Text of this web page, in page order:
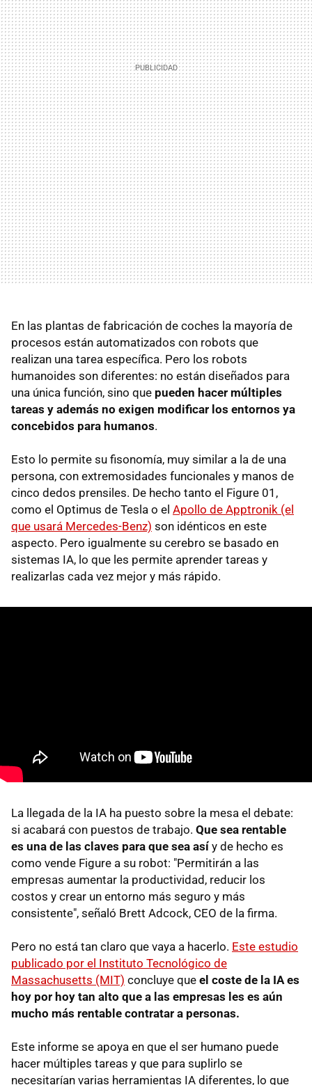
En las plantas de fabricación de coches la mayoría de
procesos están automatizados con robots que
realizan una tarea específica. Pero los robots
humanoides son diferentes: no están diseñados para
una única función, sino que pueden hacer múltiples
tareas y además no exigen modificar los entornos ya
concebidos para humanos.
Esto lo permite su fisonomía, muy similar a la de una
persona, con extremosidades funcionales y manos de
cinco dedos prensiles. De hecho tanto el Figure 01,
como el Optimus de Tesla o el Apollo de Apptronik (el
que usará Mercedes-Benz) son idénticos en este
aspecto. Pero igualmente su cerebro se basado en
sistemas IA, lo que les permite aprender tareas y
realizarlas cada vez mejor y más rápido.
La llegada de la IA ha puesto sobre la mesa el debate:
si acabará con puestos de trabajo. Que sea rentable
es una de las claves para que sea así y de hecho es
como vende Figure a su robot: "Permitirán a las
empresas aumentar la productividad, reducir los
costos y crear un entorno más seguro y más
consistente", señaló Brett Adcock, CEO de la firma.
Pero no está tan claro que vaya a hacerlo. Este estudio
publicado por el Instituto Tecnológico de
Massachusetts (MIT) concluye que el coste de la IA es
hoy por hoy tan alto que a las empresas les es aún
mucho más rentable contratar a personas.
Este informe se apoya en que el ser humano puede
hacer múltiples tareas y que para suplirlo se
necesitarían varias herramientas IA diferentes, lo que